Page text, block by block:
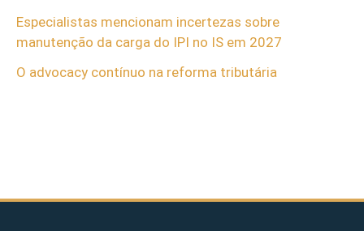
Especialistas mencionam incertezas sobre
manutenção da carga do IPI no IS em 2027
O advocacy contínuo na reforma tributária